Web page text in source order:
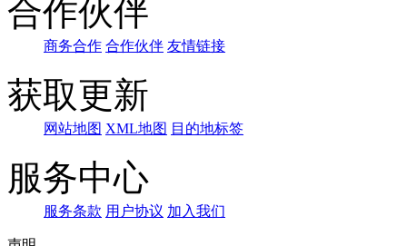
合作伙伴
商务合作 合作伙伴 友情链接
获取更新
网站地图 XML地图 目的地标签
服务中心
服务条款 用户协议 加入我们